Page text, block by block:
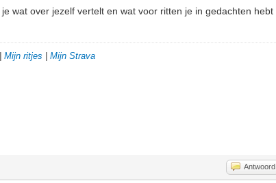
wat over jezelf vertelt en wat voor ritten je in gedachten hebt
Mijn ritjes Mijn Strava
Antwoord